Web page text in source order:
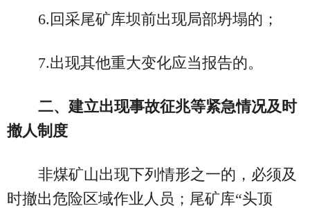
6.回采尾矿库坝前出现局部坍塌的；
7.出现其他重大变化应当报告的。
二、建立出现事故征兆等紧急情况及时
撤人制度
非煤矿山出现下列情形之一的，必须及
时撤出危险区域作业人员；尾矿库“头顶